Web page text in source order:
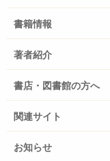
書籍情報
著者紹介
書店・図書館の方へ
関連サイト
お知らせ